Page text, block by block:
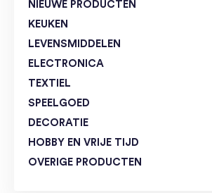
NIEUWE PRODUCTEN
KEUKEN
LEVENSMIDDELEN
ELECTRONICA
TEXTIEL
SPEELGOED
DECORATIE
HOBBY EN VRIJE TIJD
OVERIGE PRODUCTEN